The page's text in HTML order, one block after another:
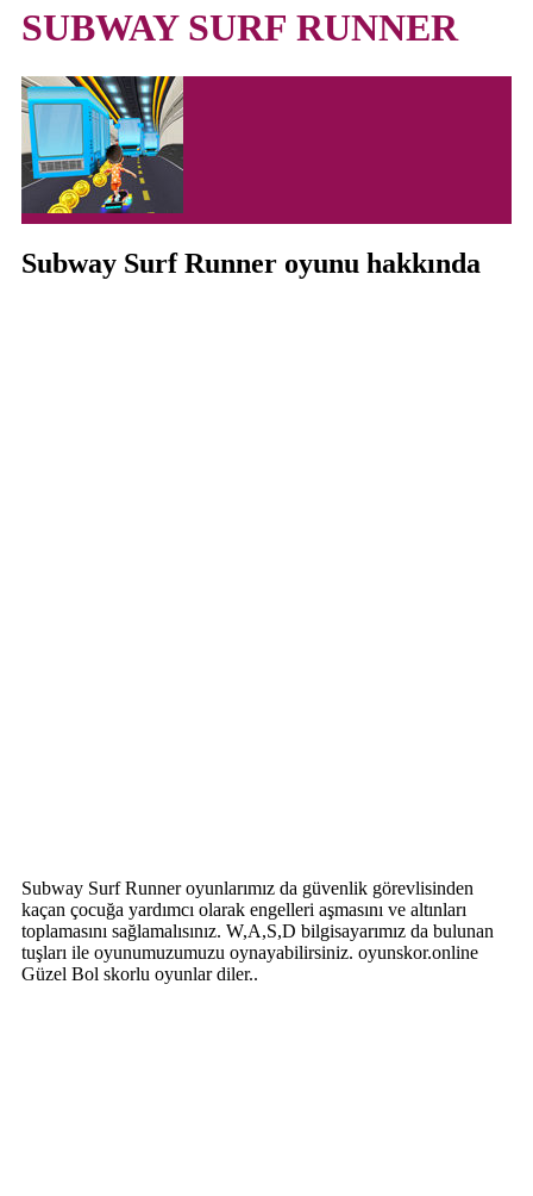
SUBWAY SURF RUNNER
Subway Surf Runner oyunu hakkında
Subway Surf Runner oyunlarımız da güvenlik görevlisinden
kaçan çocuğa yardımcı olarak engelleri aşmasını ve altınları
toplamasını sağlamalısınız. W,A,S,D bilgisayarımız da bulunan
tuşları ile oyunumuzumuzu oynayabilirsiniz. oyunskor.online
Güzel Bol skorlu oyunlar diler..